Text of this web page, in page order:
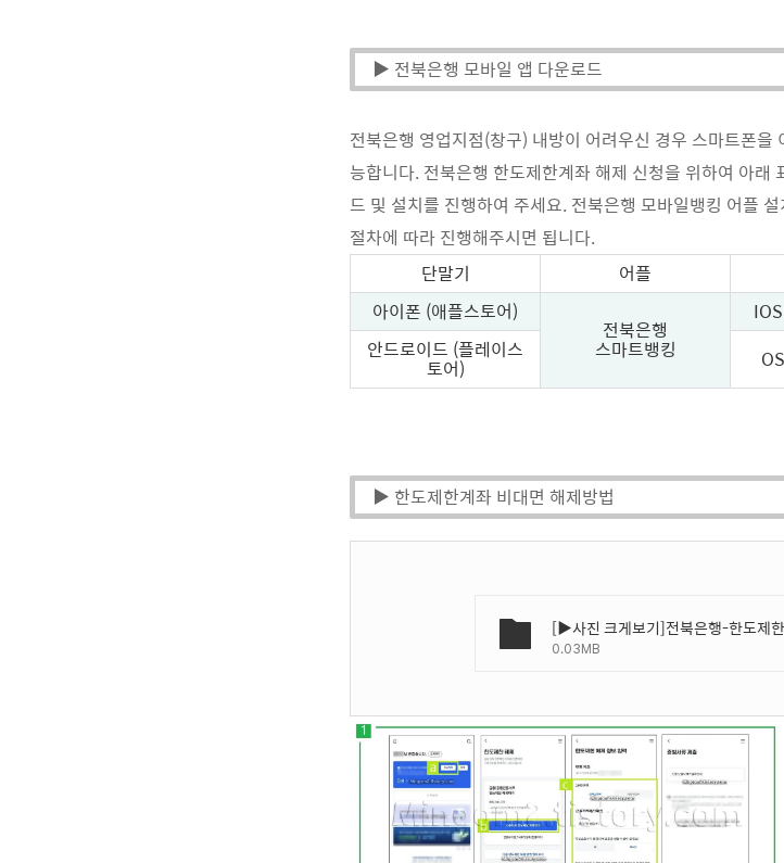
▶ 전북은행 모바일 앱 다운로드
전북은행 영업지점(창구) 내방이 어려우신 경우 스마트폰
능합니다. 전북은행 한도제한계좌 해제 신청을 위하여 아래
드 및 설치를 진행하여 주세요. 전북은행 모바일뱅킹 어플
절차에 따라 진행해주시면 됩니다.
단말기
어플
아이폰 (애플스토어)
전북은행
스마트뱅킹
안드로이드 (플레이스
토어)
▶ 한도제한계좌 비대면 해제방법
0.03MB